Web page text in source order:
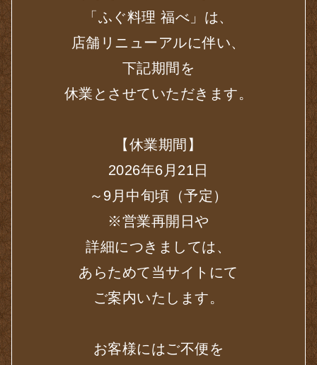
「ふぐ料理 福べ」は、
店舗リニューアルに伴い、
下記期間を
休業とさせていただきます。
【休業期間】
2026年6月21日
～9月中旬頃（予定）
※営業再開日や
詳細につきましては、
あらためて当サイトにて
ご案内いたします。
お客様にはご不便を